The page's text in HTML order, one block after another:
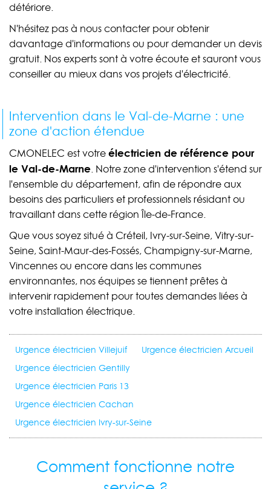
détériore.
N'hésitez pas à nous contacter pour obtenir
davantage d'informations ou pour demander un devis
gratuit. Nos experts sont à votre écoute et sauront vous
conseiller au mieux dans vos projets d'électricité.
Intervention dans le Val-de-Marne : une
zone d'action étendue
CMONELEC est votreélectricien de référence pour
le Val-de-Marne. Notre zone d'intervention s'étend sur
l'ensemble du département, afin de répondre aux
besoins des particuliers et professionnels résidant ou
travaillant dans cette région Île-de-France.
Que vous soyez situé à Créteil, Ivry-sur-Seine, Vitry-sur-
Seine, Saint-Maur-des-Fossés, Champigny-sur-Marne,
Vincennes ou encore dans les communes
environnantes, nos équipes se tiennent prêtes à
intervenir rapidement pour toutes demandes liées à
votre installation électrique.
Urgence électricien Villejuif
Urgence électricien Arcueil
Urgence électricien Gentilly
Urgence électricien Paris 13
Urgence électricien Cachan
Urgence électricien Ivry-sur-Seine
Comment fonctionne notre